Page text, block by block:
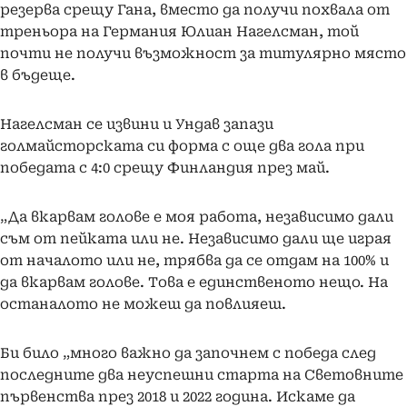
резерва срещу Гана, вместо да получи похвала от
треньора на Германия Юлиан Нагелсман, той
почти не получи възможност за титулярно място
в бъдеще.
Нагелсман се извини и Ундав запази
голмайсторската си форма с още два гола при
победата с 4:0 срещу Финландия през май.
„Да вкарвам голове е моя работа, независимо дали
съм от пейката или не. Независимо дали ще играя
от началото или не, трябва да се отдам на 100% и
да вкарвам голове. Това е единственото нещо. На
останалото не можеш да повлияеш.
Би било „много важно да започнем с победа след
последните два неуспешни старта на Световните
първенства през 2018 и 2022 година. Искаме да